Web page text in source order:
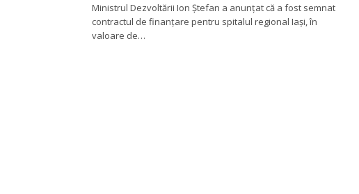
Ministrul Dezvoltării Ion Ştefan a anunţat că a fost semnat
contractul de finanţare pentru spitalul regional Iaşi, în
valoare de…